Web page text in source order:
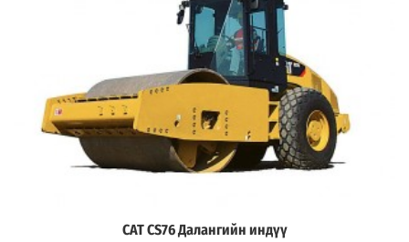
Дэлгэрэнгүй
CAT CS76 Далангийн индүү